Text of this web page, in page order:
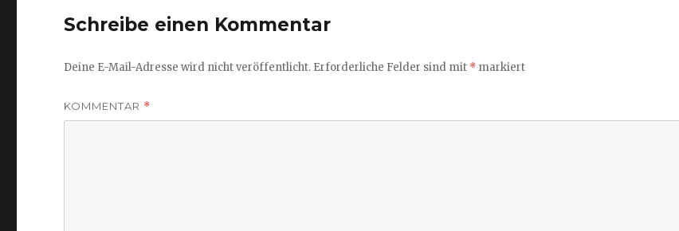
Schreibe einen Kommentar
Deine E-Mail-Adresse wird nicht veröffentlicht. Erforderliche Felder sind mit * markiert
KOMMENTAR *